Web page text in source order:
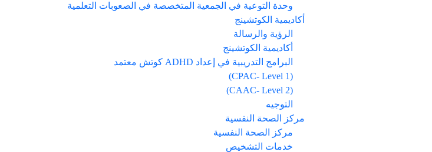
وحدة التوعية في الجمعية المتخصصة في الصعوبات التعلمية
أكاديمية الكوتشينج
الرؤية والرسالة
أكاديمية الكوتشينج
البرامج التدريبية في إعداد ADHD كوتش معتمد
(CPAC- Level 1)
(CAAC- Level 2)
التوجيه
مركز الصحة النفسية
مركز الصحة النفسية
خدمات التشخيص